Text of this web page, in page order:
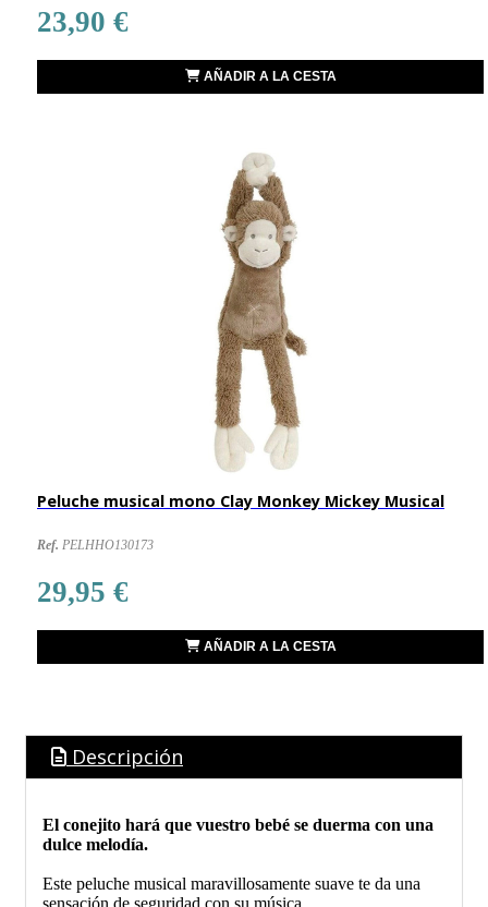
23,90 €
AÑADIR A LA CESTA
Peluche musical mono Clay Monkey Mickey Musical
Ref. PELHHO130173
29,95 €
AÑADIR A LA CESTA
Descripción
El conejito hará que vuestro bebé se duerma con una
dulce melodía.
Este peluche musical maravillosamente suave te da una